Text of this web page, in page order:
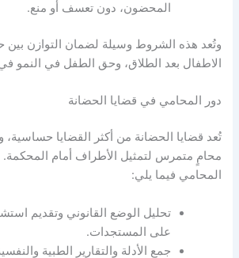
المحضون، دون تعسف أو منع.
وتُعد هذه الشروط وسيلة لضمان التوازن بين
الاطفال بعد الطلاق، وحق الطفل في النمو في
دور المحامي في قضايا الحضانة
تُعد قضايا الحضانة من أكثر القضايا
محامٍ متمرس لتمثيل الأطراف أمام المحكمة.
المحامي فيما يلي:
تحليل الوضع القانوني وتقديم
على المستجدات.
جمع الأدلة والتقارير الطبية